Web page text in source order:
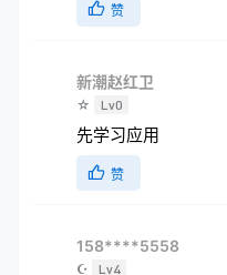
赞
新潮赵红卫
☆ Lv0
先学习应用
赞
158****5558
☪ Lv4